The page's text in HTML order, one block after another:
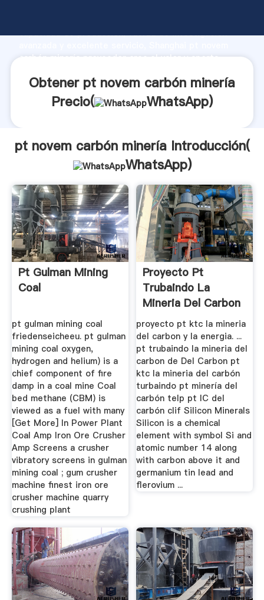
capacidad de producción, fuerza de investigación
carbón minería proveedor crea el valor y aporta
Obtener pt novem carbón minería
Precio(
WhatsApp)
pt novem carbón minería Introducción(
WhatsApp)
Pt Gulman Mining
Coal
pt gulman mining coal
friedenseicheeu. pt gulman
mining coal oxygen,
hydrogen and helium) is a
chief component of fire
damp in a coal mine Coal
bed methane (CBM) is
viewed as a fuel with many
[Get More] In Power Plant
Coal Amp Iron Ore Crusher
Amp Screens a crusher
vibratory screens in gulman
mining coal ; gum crusher
machine finest iron ore
crusher machine quarry
crushing plant
Proyecto Pt
Trubaindo La
Mineria Del Carbon
proyecto pt ktc la mineria
del carbon y la energia. ...
pt trubaindo la mineria del
carbon de Del Carbon pt
ktc la mineria del carbón
turbaindo pt minería del
carbón telp pt IC del
carbón clif Silicon Minerals
Silicon is a chemical
element with symbol Si and
atomic number 14 along
with carbon above it and
germanium tin lead and
flerovium ...